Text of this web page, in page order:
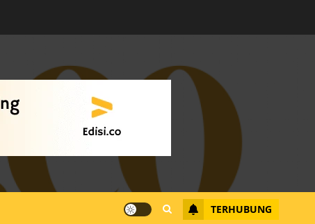
TERHUBUNG
Datangi Pemko Batam,
Lahan Mereka Diambil
untuk Sekolah Rakyat
0
Warga Rempang Ajukan
Audiensi dengan Wali
Kota Batam, Soroti
Aktivitas yang Resahkan
Warga
JULI 17, 2026 0